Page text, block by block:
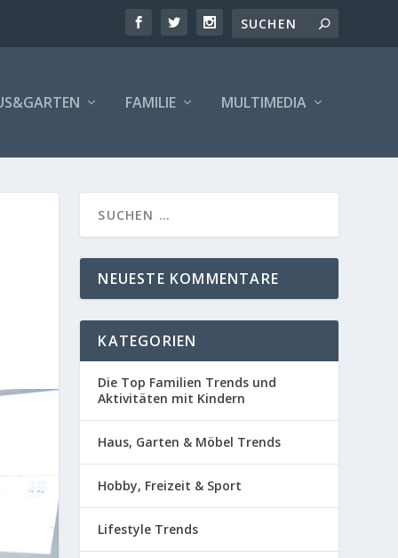
FAMILIE MULTIMEDIA
NEUESTE KOMMENTARE
KATEGORIEN
Die Top Familien Trends und
Aktivitäten mit Kindern
Haus, Garten & Möbel Trends
Hobby, Freizeit & Sport
Lifestyle Trends